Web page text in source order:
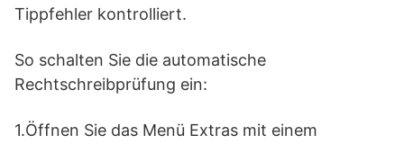
Tippfehler kontrolliert.
So schalten Sie die automatische
Rechtschreibprüfung ein:
1.Öffnen Sie das Menü Extras mit einem